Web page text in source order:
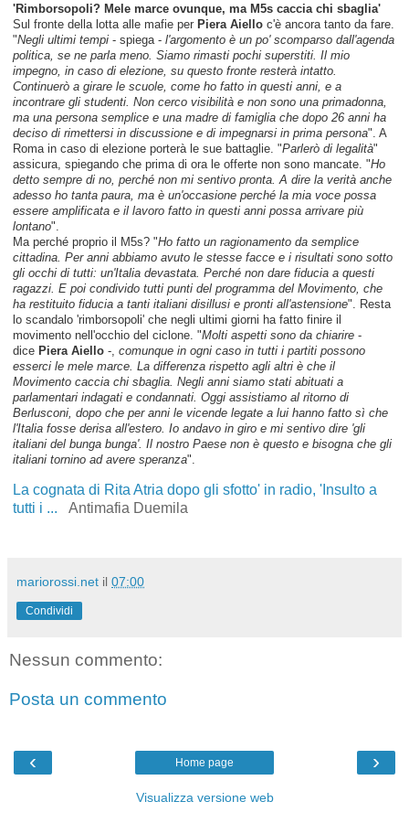
'Rimborsopoli? Mele marce ovunque, ma M5s caccia chi sbaglia'
Sul fronte della lotta alle mafie per Piera Aiello c'è ancora tanto da fare.
"Negli ultimi tempi - spiega - l'argomento è un po' scomparso dall'agenda
politica, se ne parla meno. Siamo rimasti pochi superstiti. Il mio
impegno, in caso di elezione, su questo fronte resterà intatto.
Continuerò a girare le scuole, come ho fatto in questi anni, e a
incontrare gli studenti. Non cerco visibilità e non sono una primadonna,
ma una persona semplice e una madre di famiglia che dopo 26 anni ha
deciso di rimettersi in discussione e di impegnarsi in prima persona". A
Roma in caso di elezione porterà le sue battaglie. "Parlerò di legalità"
assicura, spiegando che prima di ora le offerte non sono mancate. "Ho
detto sempre di no, perché non mi sentivo pronta. A dire la verità anche
adesso ho tanta paura, ma è un'occasione perché la mia voce possa
essere amplificata e il lavoro fatto in questi anni possa arrivare più
lontano".
Ma perché proprio il M5s? "Ho fatto un ragionamento da semplice
cittadina. Per anni abbiamo avuto le stesse facce e i risultati sono sotto
gli occhi di tutti: un'Italia devastata. Perché non dare fiducia a questi
ragazzi. E poi condivido tutti punti del programma del Movimento, che
ha restituito fiducia a tanti italiani disillusi e pronti all'astensione". Resta
lo scandalo 'rimborsopoli' che negli ultimi giorni ha fatto finire il
movimento nell'occhio del ciclone. "Molti aspetti sono da chiarire -
dice Piera Aiello -, comunque in ogni caso in tutti i partiti possono
esserci le mele marce. La differenza rispetto agli altri è che il
Movimento caccia chi sbaglia. Negli anni siamo stati abituati a
parlamentari indagati e condannati. Oggi assistiamo al ritorno di
Berlusconi, dopo che per anni le vicende legate a lui hanno fatto sì che
l'Italia fosse derisa all'estero. Io andavo in giro e mi sentivo dire 'gli
italiani del bunga bunga'. Il nostro Paese non è questo e bisogna che gli
italiani tornino ad avere speranza".
La cognata di Rita Atria dopo gli sfotto' in radio, 'Insulto a
tutti i ... Antimafia Duemila
mariorossi.net il 07:00
Condividi
Nessun commento:
Posta un commento
‹ ›
Home page
Visualizza versione web